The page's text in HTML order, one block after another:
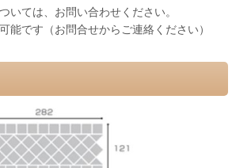
いては、お問い合わせください。
能です（お問合せからご連絡ください）